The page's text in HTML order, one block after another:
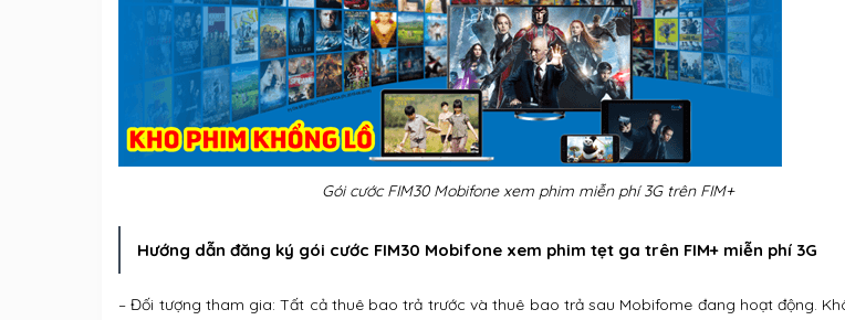
Gói cước FIM30 Mobifone xem phim miễn phí 3G trên FIM+
Hướng dẫn đăng ký gói cước FIM30 Mobifone xem phim tẹt ga trên FIM+ miễn phí 3G
– Đối tượng tham gia: Tất cả thuê bao trả trước và thuê bao trả sau Mobifome đang hoạt động.